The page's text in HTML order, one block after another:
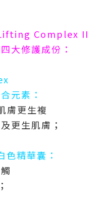
Complex II
大修護成份：
元素：
膚更生複
更生肌膚；
精華囊：